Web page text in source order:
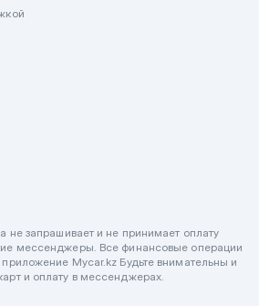
не запрашивает и не принимает оплату
мессенджеры. Все финансовые операции
приложение Mycar.kz Будьте внимательны и
и оплату в мессенджерах.